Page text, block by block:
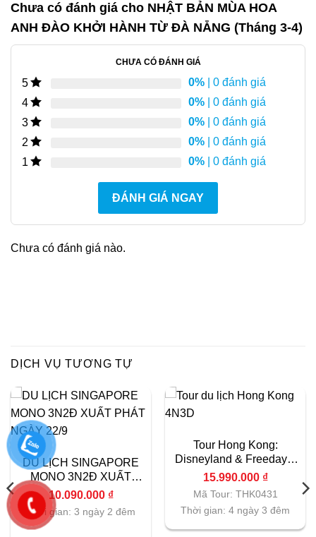
Chưa có đánh giá cho NHẬT BẢN MÙA HOA
ANH ĐÀO KHỞI HÀNH TỪ ĐÀ NẴNG (Tháng 3-4)
CHƯA CÓ ĐÁNH GIÁ
5 0% | 0 đánh giá
4
0% | 0 đánh giá
3
0% | 0 đánh giá
2
0% | 0 đánh giá
1
0% | 0 đánh giá
ĐÁNH GIÁ NGAY
Chưa có đánh giá nào.
DỊCH VỤ TƯƠNG TỰ
DU LỊCH SINGAPORE
MONO 3N2Đ XUẤT
PHÁT NGÀY 22/9
10.090.000 ₫
Thời gian: 3 ngày 2 đêm
Tour Hong Kong:
Disneyland & Freeday 1
Ngày | 4N3D
15.990.000 ₫
Mã Tour: THK0431
Thời gian: 4 ngày 3 đêm